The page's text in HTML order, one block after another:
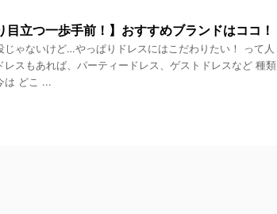
立つ一歩手前！】おすすめブランドはココ！
じゃないけど…やっぱりドレスにはこだわりたい！ って人
レスもあれば、パーティードレス、ゲストドレスなど 種類
は どこ ...